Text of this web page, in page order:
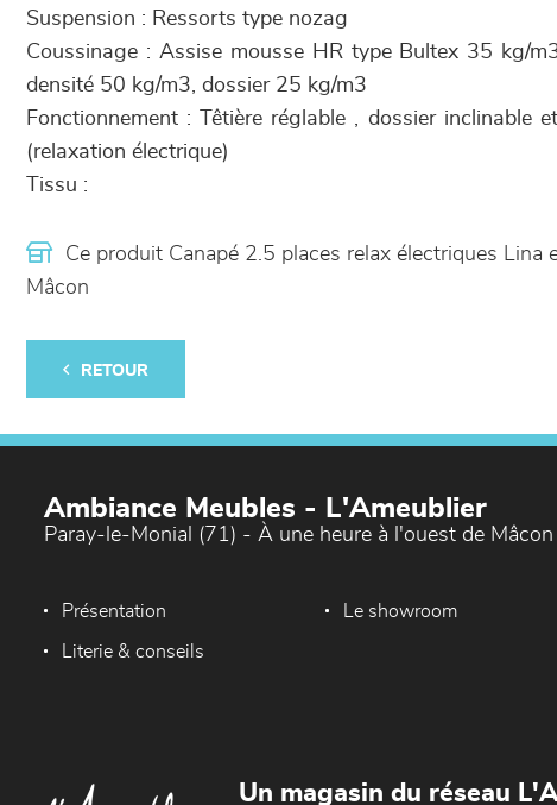
Suspension : Ressorts type nozag
Coussinage : Assise mousse HR type Bultex 35 kg/
densité 50 kg/m3, dossier 25 kg/m3
Fonctionnement : Têtière réglable , dossier inclinable
(relaxation électrique)
Tissu :
Ce produit Canapé 2.5 places relax électriques
Mâcon
RETOUR
Ambiance Meubles - L'Ameublier
Paray-le-Monial (71) - À une heure à l'ouest de Mâcon
Présentation Le showroom
Literie & conseils
Un magasin du réseau